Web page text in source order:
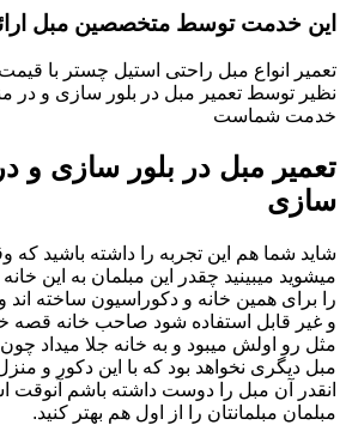
این خدمت توسط متخصصین مبل
تعمیر انواع مبل راحتی استیل چستر با
نظیر توسط تعمیر مبل در بلور سازی و در
خدمت شماست
تعمیر مبل در بلور سازی و
سازی
شاید شما هم این تجربه را داشته باشید که
میشوید میبینید چقدر این مبلمان به این
را برای همین خانه و دکوراسیون ساخته اند
و غیر قابل استفاده شود صاحب خانه قصه
مثل رو اولش میبود و به خانه جلا میداد
مبل دیگری نخواهد بود که با این دکور و
انقدر آن مبل را دوست داشته باشم آنوقت
مبلمان مبلمانتان را از اول هم بهتر کنید.